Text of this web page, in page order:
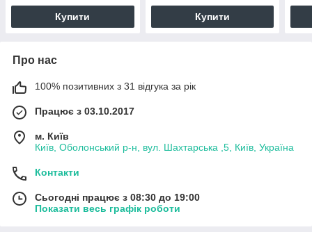
Купити Купити
Про нас
100% позитивних з 31 відгука за рік
Працює з 03.10.2017
м. Київ
Київ, Оболонський р-н, вул. Шахтарська ,5, Київ, Україна
Контакти
Сьогодні працює з 08:30 до 19:00
Показати весь графік роботи